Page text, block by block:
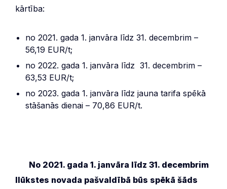
kārtība:
no 2021. gada 1. janvāra līdz 31. decembrim –
56,19 EUR/t;
no 2022. gada 1. janvāra līdz 31. decembrim –
63,53 EUR/t;
no 2023. gada 1. janvāra līdz jauna tarifa spēkā
stāšanās dienai – 70,86 EUR/t.
No 2021. gada 1. janvāra līdz 31. decembrim
Ilūkstes novada pašvaldībā būs spēkā šāds